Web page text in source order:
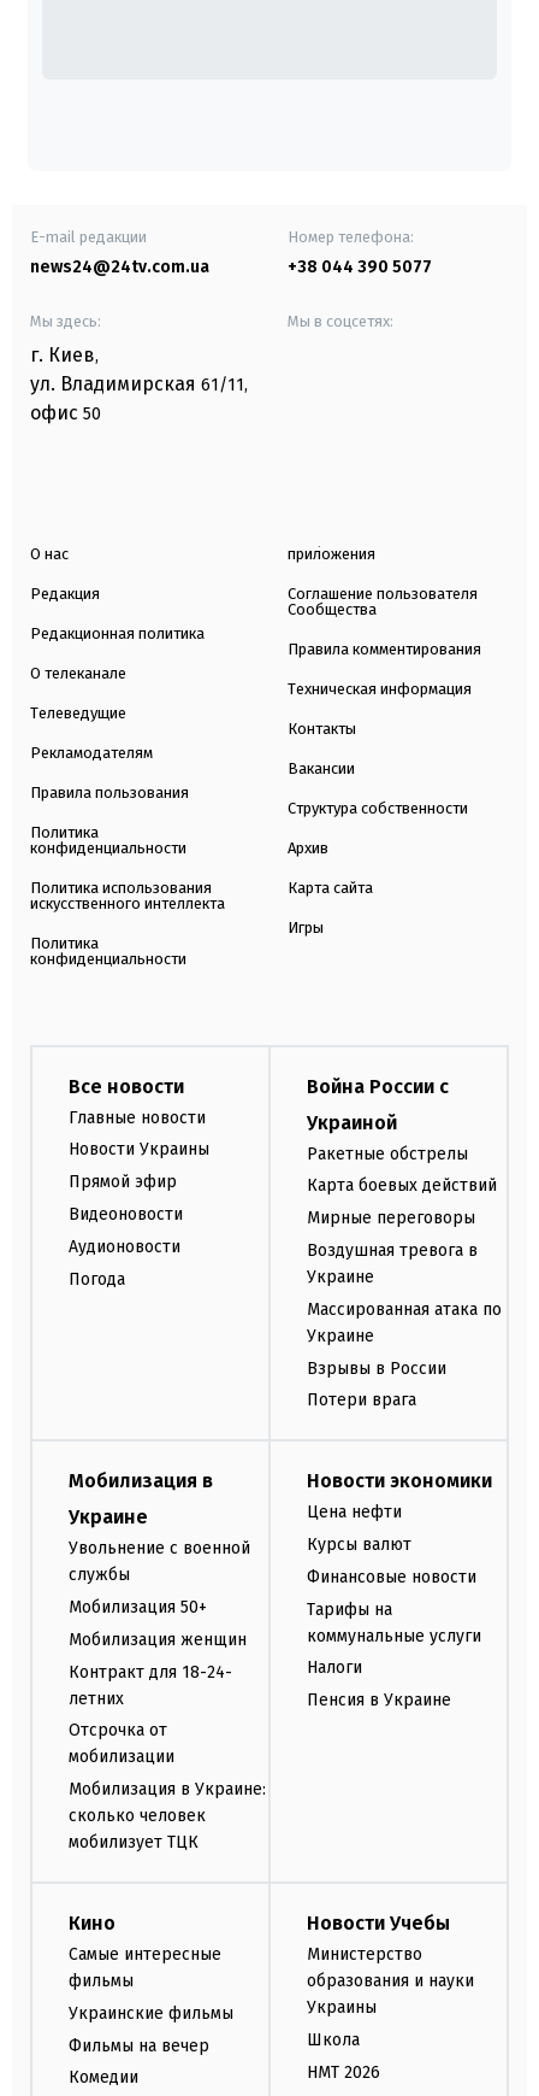
E-mail редакции
news24@24tv.com.ua
Номер телефона:
+38 044 390 5077
Мы здесь:
г. Киев,
ул. Владимирская 61/11,
офис 50
Мы в соцсетях:
О нас
Редакция
Редакционная политика
О телеканале
Телеведущие
Рекламодателям
Правила пользования
Политика
конфиденциальности
Политика использования
искусственного интеллекта
Политика
конфиденциальности
приложения
Соглашение пользователя
Сообщества
Правила комментирования
Техническая информация
Контакты
Вакансии
Структура собственности
Архив
Карта сайта
Игры
Все новости
Главные новости
Новости Украины
Прямой эфир
Видеоновости
Аудионовости
Погода
Война России с
Украиной
Ракетные обстрелы
Карта боевых действий
Мирные переговоры
Воздушная тревога в
Украине
Массированная атака по
Украине
Взрывы в России
Потери врага
Мобилизация в
Украине
Увольнение с военной
службы
Мобилизация 50+
Мобилизация женщин
Контракт для 18-24-
летних
Отсрочка от
мобилизации
Мобилизация в Украине:
сколько человек
мобилизует ТЦК
Новости экономики
Цена нефти
Курсы валют
Финансовые новости
Тарифы на
коммунальные услуги
Налоги
Пенсия в Украине
Кино
Самые интересные
фильмы
Украинские фильмы
Фильмы на вечер
Комедии
Новости Учебы
Министерство
образования и науки
Украины
Школа
НМТ 2026